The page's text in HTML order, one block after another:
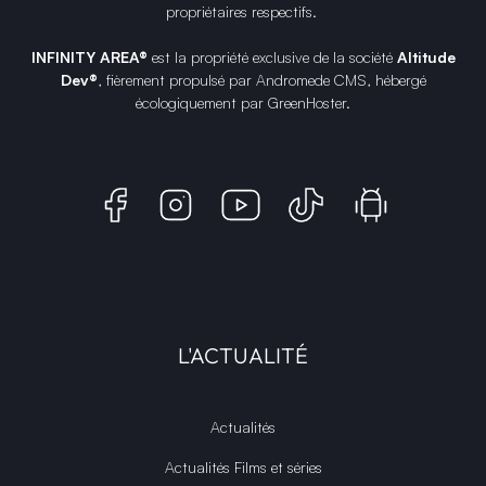
propriétaires respectifs.
INFINITY AREA® est la propriété exclusive de la société Altitude
Dev®, fièrement propulsé par Andromede CMS, hébergé
écologiquement par GreenHoster.
L'ACTUALITÉ
Actualités
Actualités Films et séries